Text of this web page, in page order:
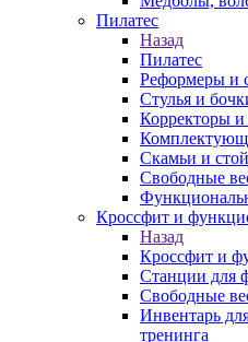
Пилатес
Назад
Пилатес
Реформеры и
Стулья и
Корректоры
Скамьи и
Свободные
Кроссфит и
Назад
Кроссфит и
Станции для
Свободные
Инвентарь
тренинга